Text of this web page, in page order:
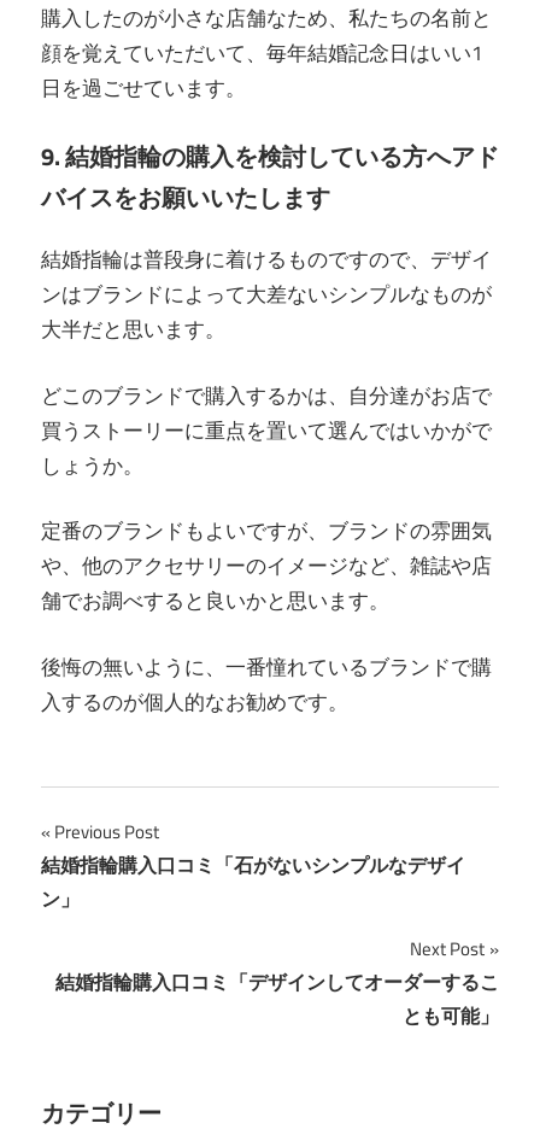
購入したのが小さな店舗なため、私たちの名前と
顔を覚えていただいて、毎年結婚記念日はいい1
日を過ごせています。
9. 結婚指輪の購入を検討している方へアド
バイスをお願いいたします
結婚指輪は普段身に着けるものですので、デザイ
ンはブランドによって大差ないシンプルなものが
大半だと思います。
どこのブランドで購入するかは、自分達がお店で
買うストーリーに重点を置いて選んではいかがで
しょうか。
定番のブランドもよいですが、ブランドの雰囲気
や、他のアクセサリーのイメージなど、雑誌や店
舗でお調べすると良いかと思います。
後悔の無いように、一番憧れているブランドで購
入するのが個人的なお勧めです。
投
稿
ビ
Previous Post
結婚指輪購入口コミ「石がないシンプルなデザイ
ン」
Next Post
結婚指輪購入口コミ「デザインしてオーダーするこ
とも可能」
カテゴリー